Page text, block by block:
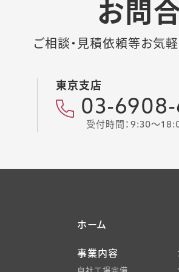
お問
ご相談・見積依頼等お気
東京支店
03-6908-
受付時間：9:30～
ホーム
事業内容